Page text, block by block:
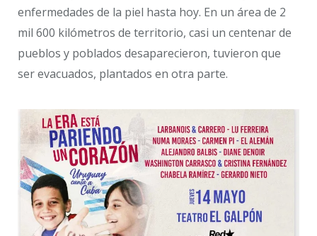
enfermedades de la piel hasta hoy. En un área de 2
mil 600 kilómetros de territorio, casi un centenar de
pueblos y poblados desaparecieron, tuvieron que
ser evacuados, plantados en otra parte.